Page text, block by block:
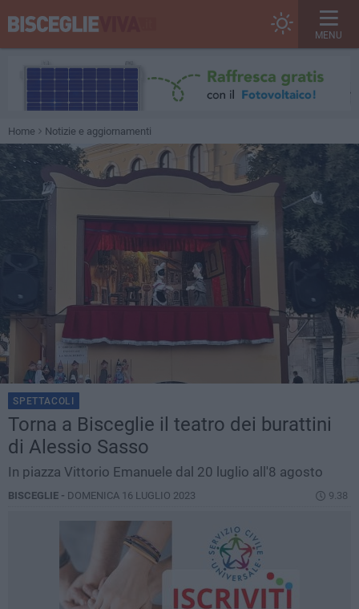
MENU
Home Notizie e aggiornamenti
SPETTACOLI
Torna a Bisceglie il teatro dei burattini
di Alessio Sasso
In piazza Vittorio Emanuele dal 20 luglio all'8 agosto
BISCEGLIE - DOMENICA 16 LUGLIO 2023 9.38